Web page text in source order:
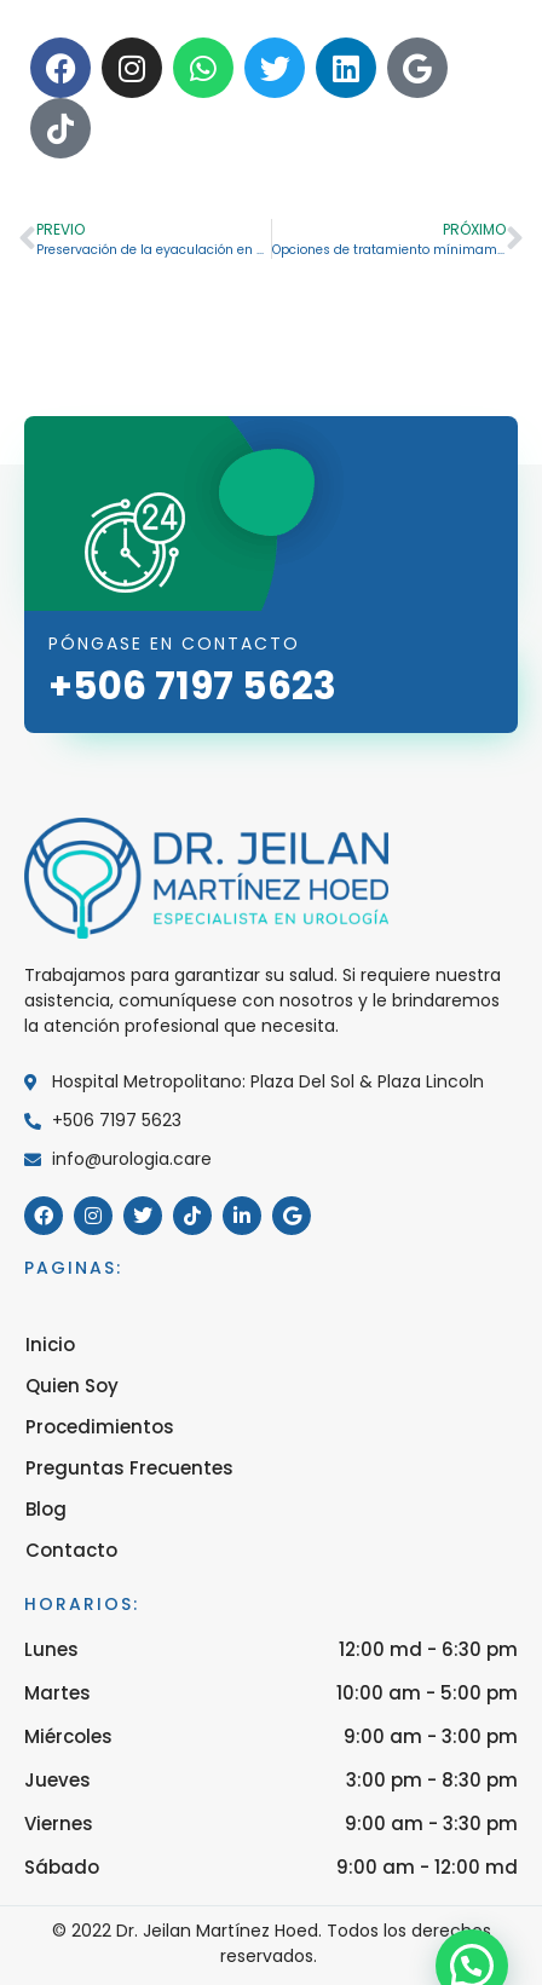
PREVIO
Preservación de la eyaculación en el tratamiento de próstata: comparativa entre Rezum y HoLEP
PRÓXIMO
Opciones de tratamiento mínimamente invasivo para cálculos renales grandes
PÓNGASE EN CONTACTO
+506 7197 5623
Trabajamos para garantizar su salud. Si requiere nuestra
asistencia, comuníquese con nosotros y le brindaremos
la atención profesional que necesita.
Hospital Metropolitano: Plaza Del Sol & Plaza Lincoln
+506 7197 5623
info@urologia.care
PAGINAS:
Inicio
Quien Soy
Procedimientos
Preguntas Frecuentes
Blog
Contacto
HORARIOS:
Lunes
12:00 md - 6:30 pm
Martes
10:00 am - 5:00 pm
Miércoles
9:00 am - 3:00 pm
Jueves
3:00 pm - 8:30 pm
Viernes
9:00 am - 3:30 pm
Sábado
9:00 am - 12:00 md
© 2022 Dr. Jeilan Martínez Hoed. Todos los derechos
reservados.